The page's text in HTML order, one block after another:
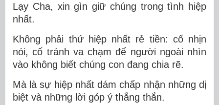
Lạy Cha, xin gìn giữ chúng trong tình hiệp
nhất.
Không phải thứ hiệp nhất rẻ tiền: cố nhịn
nói, cố tránh va chạm để người ngoài nhìn
vào không biết chúng con đang chia rẽ.
Mà là sự hiệp nhất dám chấp nhận những dị
biệt và những lời góp ý thẳng thắn.